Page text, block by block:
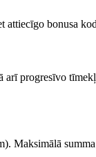
bonusa
progresīvo
Maksimālā